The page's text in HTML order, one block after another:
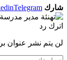
شارك Telegram
اترك رد
لن يتم نشر عنوان